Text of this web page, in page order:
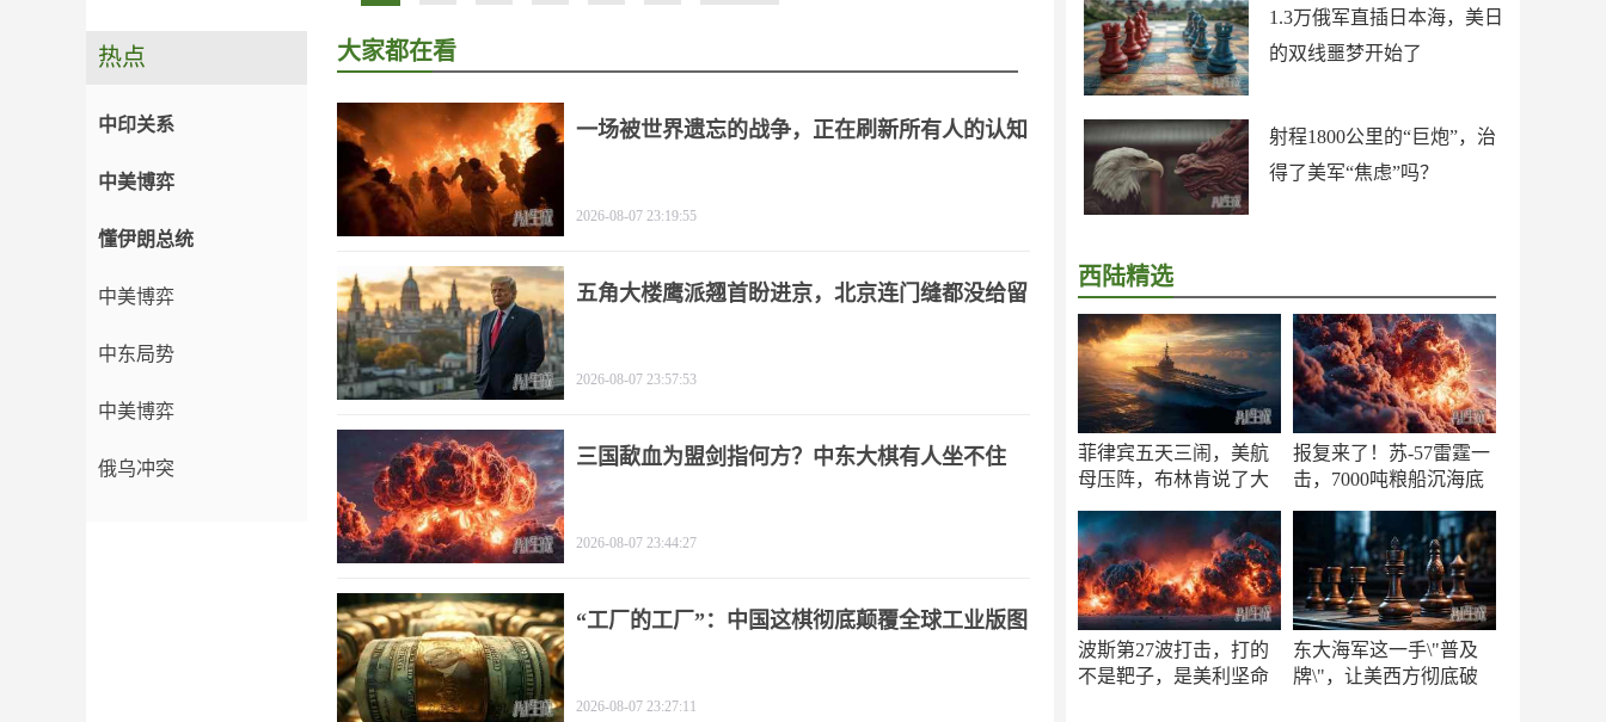
1.3万俄军直插日本海，美日
的双线噩梦开始了
射程1800公里的“巨炮”，治
得了美军“焦虑”吗？
西陆精选
菲律宾五天三闹，美航
母压阵，布林肯说了大
报复来了！苏-57雷霆一
击，7000吨粮船沉海底
波斯第27波打击，打的
不是靶子，是美利坚命
东大海军这一手\"普及
牌\"，让美西方彻底破
热点
中印关系
中美博弈
懂伊朗总统
中美博弈
中东局势
中美博弈
俄乌冲突
大家都在看
一场被世界遗忘的战争，正在刷新所有人的认知
2026-08-07 23:19:55
五角大楼鹰派翘首盼进京，北京连门缝都没给留
2026-08-07 23:57:53
三国歃血为盟剑指何方？中东大棋有人坐不住
2026-08-07 23:44:27
“工厂的工厂”：中国这棋彻底颠覆全球工业版图
2026-08-07 23:27:11